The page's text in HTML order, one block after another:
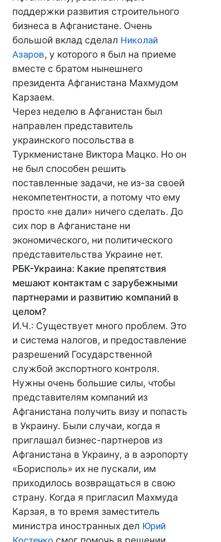
поддержки развития строительного
бизнеса в Афганистане. Очень
большой вклад сделал Николай
Азаров, у которого я был на приеме
вместе с братом нынешнего
президента Афганистана Махмудом
Карзаем.
Через неделю в Афганистан был
направлен представитель
украинского посольства в
Туркменистане Виктора Мацко. Но он
не был способен решить
поставленные задачи, не из-за своей
некомпетентности, а потому что ему
просто «не дали» ничего сделать. До
сих пор в Афганистане ни
экономического, ни политического
представительства Украине нет.
РБК-Украина: Какие препятствия
мешают контактам с зарубежными
партнерами и развитию компаний в
целом?
И.Ч.: Существует много проблем. Это
и система налогов, и предоставление
разрешений Государственной
службой экспортного контроля.
Нужны очень большие силы, чтобы
представителям компаний из
Афганистана получить визу и попасть
в Украину. Были случаи, когда я
приглашал бизнес-партнеров из
Афганистана в Украину, а в аэропорту
«Борисполь» их не пускали, им
приходилось возвращаться в свою
страну. Когда я пригласил Махмуда
Карзая, в то время заместитель
министра иностранных дел Юрий